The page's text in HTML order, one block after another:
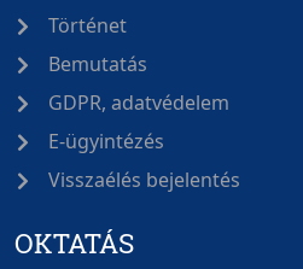
Történet
Bemutatás
GDPR, adatvédelem
E-ügyintézés
Visszaélés bejelentés
OKTATÁS